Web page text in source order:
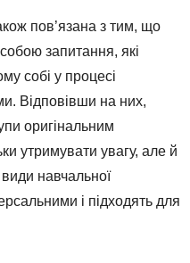
пов’язана з тим, що
запитання, які
собі у процесі
Відповівши на них,
оригінальним
утримувати увагу, але й
навчальної
і підходять для